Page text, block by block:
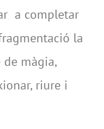
a completar
la
de màgia,
riure i